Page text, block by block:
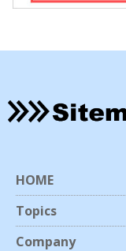
HOME
Topics
Company